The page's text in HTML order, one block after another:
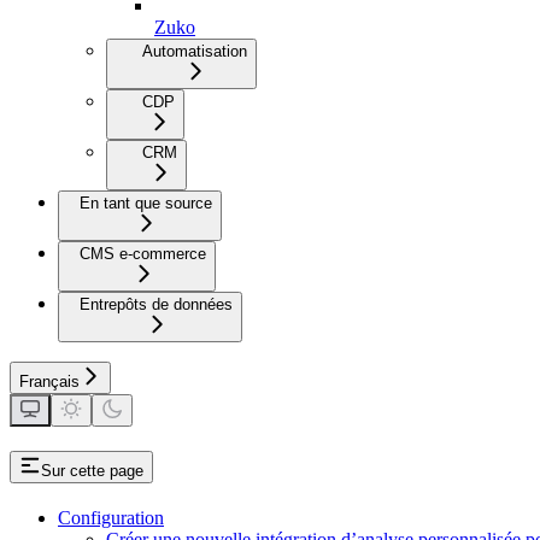
Zuko
Automatisation
CDP
CRM
En tant que source
CMS e-commerce
Entrepôts de données
Français
Sur cette page
Configuration